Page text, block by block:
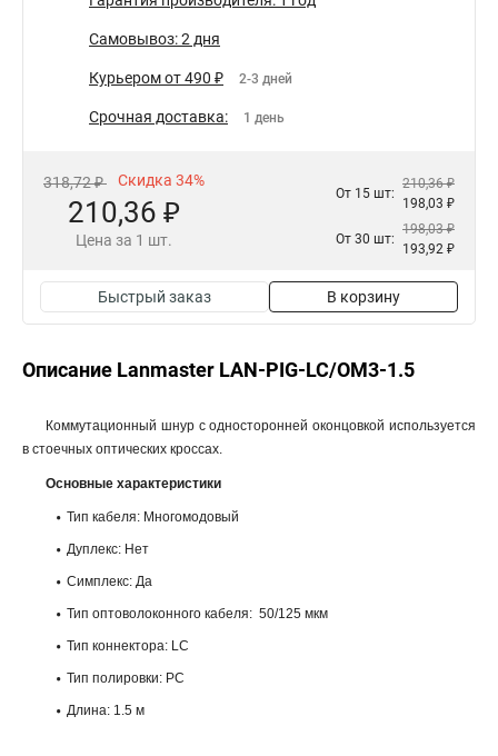
Самовывоз: 2 дня
Курьером от 490 ₽ 2-3 дней
Срочная доставка: 1 день
318,72 ₽ Скидка 34%
210,36 ₽
Цена за 1 шт.
От 15 шт:
210,36 ₽
198,03 ₽
От 30 шт:
198,03 ₽
193,92 ₽
Быстрый заказ В корзину
Описание Lanmaster LAN-PIG-LC/OM3-1.5
Коммутационный шнур с односторонней оконцовкой используется
в стоечных оптических кроссах.
Основные характеристики
Тип кабеля: Многомодовый
Дуплекс: Нет
Симплекс: Да
Тип оптоволоконного кабеля: 50/125 мкм
Тип коннектора: LC
Тип полировки: PC
Длина: 1.5 м